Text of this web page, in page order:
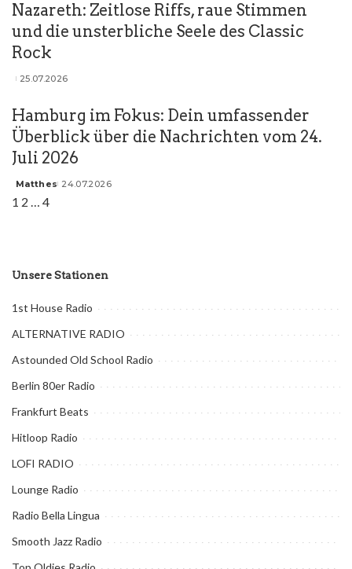
Nazareth: Zeitlose Riffs, raue Stimmen
und die unsterbliche Seele des Classic
Rock
Posted
25.07.2026
Hamburg im Fokus: Dein umfassender
Überblick über die Nachrichten vom 24.
Juli 2026
Posted
by
Matthes 24.07.2026
1 2 … 4
Unsere Stationen
1st House Radio
ALTERNATIVE RADIO
Astounded Old School Radio
Berlin 80er Radio
Frankfurt Beats
Hitloop Radio
LOFI RADIO
Lounge Radio
Radio Bella Lingua
Smooth Jazz Radio